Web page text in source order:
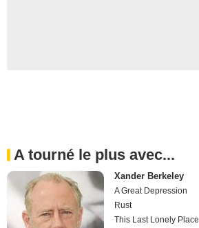
A tourné le plus avec...
Xander Berkeley
A Great Depression
Rust
This Last Lonely Place